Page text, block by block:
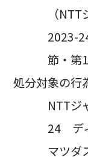
（
2023-
節・第
処分対象の行
NTTジ
24 デ
マツダ